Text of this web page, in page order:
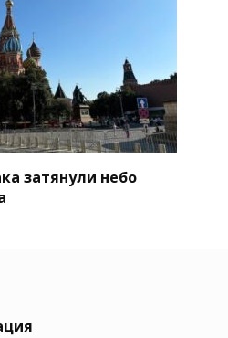
затянули небо